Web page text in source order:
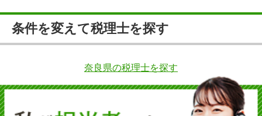
条件を変えて税理士を探す
奈良県の税理士を探す